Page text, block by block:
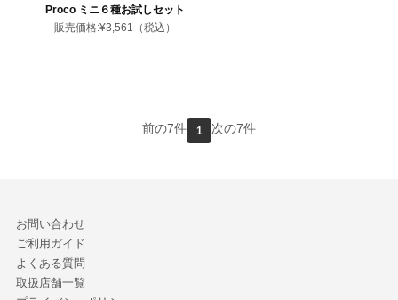
Proco ミニ６種お試しセット
販売価格:¥3,561 （税込）
前の7件 1 次の7件
お問い合わせ
ご利用ガイド
よくある質問
取扱店舗一覧